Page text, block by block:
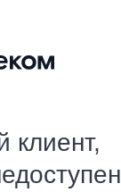
клиент,